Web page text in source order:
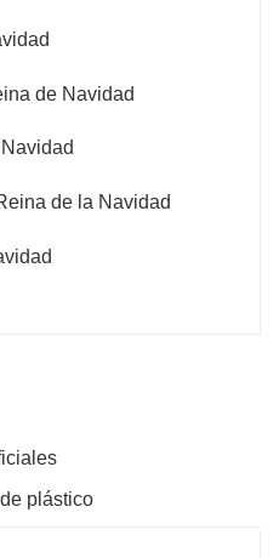
plástico